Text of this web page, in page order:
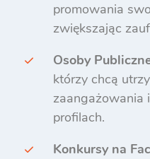
promowania
zwiększając
Osoby
którzy chcą
zaangażowania
profilach.
Konkursy na